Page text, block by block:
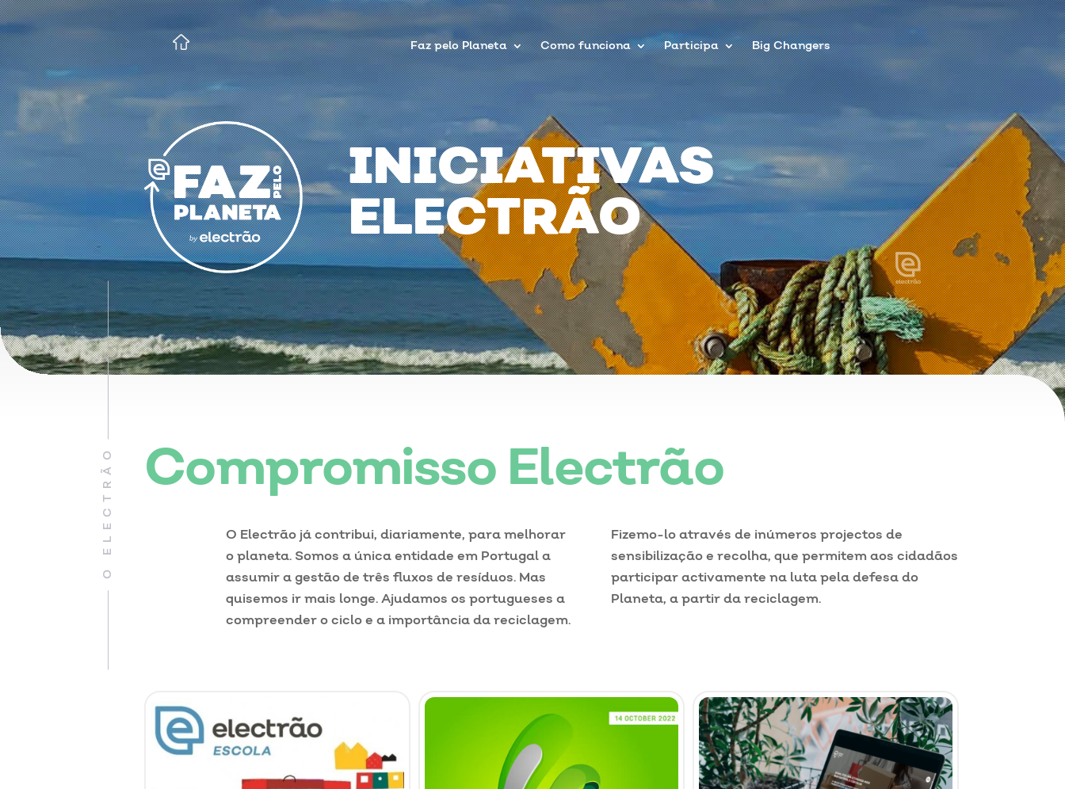
Faz pelo Planeta Como funciona Participa Big Changers
INICIATIVAS
ELECTRÃO
O ELECTRÃO Compromisso Electrão
O Electrão já contribui, diariamente, para melhorar
o planeta. Somos a única entidade em Portugal a
assumir a gestão de três fluxos de resíduos. Mas
quisemos ir mais longe. Ajudamos os portugueses a
compreender o ciclo e a importância da reciclagem.
Fizemo-lo através de inúmeros projectos de
sensibilização e recolha, que permitem aos cidadãos
participar activamente na luta pela defesa do
Planeta, a partir da reciclagem.